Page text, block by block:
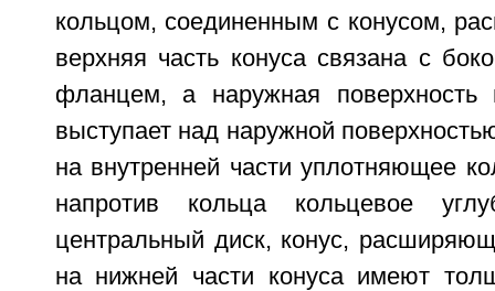
кольцом, соединенным с конусом,
верхняя часть конуса связана с
фланцем, а наружная поверхность
выступает над наружной
на внутренней части уплотняющее
напротив кольца кольцевое
центральный диск, конус,
на нижней части конуса имеют